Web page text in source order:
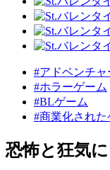
#アドベンチャ
#ホラーゲーム
#BLゲーム
#商業化された
恐怖と狂気に